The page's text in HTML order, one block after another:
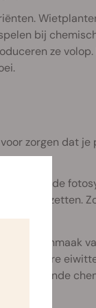
bij
ze
zorgen dat
bij de
om te zetten.
de aanmaak
grotere